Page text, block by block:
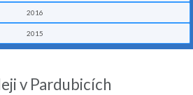
2016
2015
v Pardubicích